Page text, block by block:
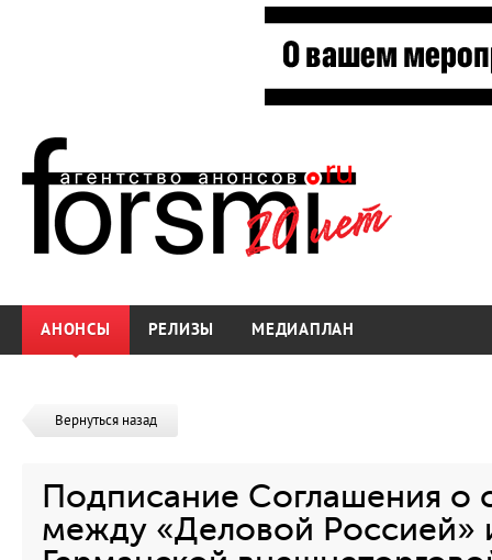
АНОНСЫ РЕЛИЗЫ МЕДИАПЛАН
Вернуться назад
Подписание Соглашения о
между «Деловой Россией»